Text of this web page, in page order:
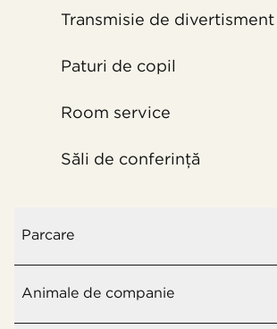
Transmisie de divertisment
Paturi de copil
Room service
Săli de conferință
Parcare
Animale de companie